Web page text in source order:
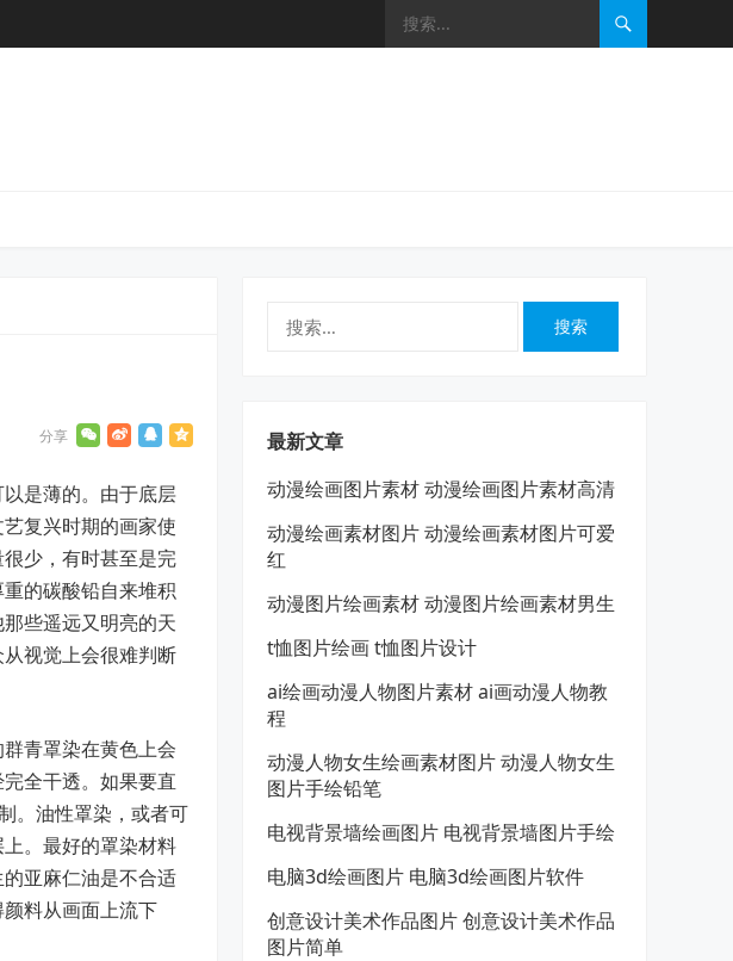
是薄的。由于底层
复兴时期的画家使
少，有时甚至是完
的碳酸铅自来堆积
些遥远又明亮的天
视觉上会很难判断
青罩染在黄色上会
全干透。如果要直
。油性罩染，或者可
。最好的罩染材料
亚麻仁油是不合适
料从画面上流下
最新文章
动漫绘画图片素材 动漫绘画图片素材高清
动漫绘画素材图片 动漫绘画素材图片可爱
红
动漫图片绘画素材 动漫图片绘画素材男生
t恤图片绘画 t恤图片设计
ai绘画动漫人物图片素材 ai画动漫人物教
程
动漫人物女生绘画素材图片 动漫人物女生
图片手绘铅笔
电视背景墙绘画图片 电视背景墙图片手绘
电脑3d绘画图片 电脑3d绘画图片软件
创意设计美术作品图片 创意设计美术作品
图片简单